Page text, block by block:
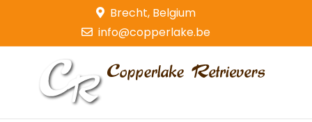
content
Brecht, Belgium
info@copperlake.be
Golden Retrievers